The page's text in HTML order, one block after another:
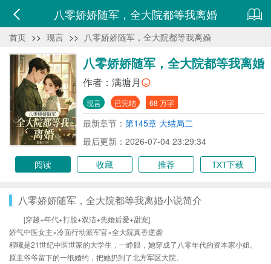
八零娇娇随军，全大院都等我离婚
首页 >> 现言 >> 八零娇娇随军，全大院都等我离婚
八零娇娇随军，全大院都等我离婚
作者： 满塘月
现言 已完结 68 万字
最新章节： 第145章 大结局二
最后更新：2026-07-04 23:29:34
阅读
收藏 推荐 TXT下载
八零娇娇随军，全大院都等我离婚小说简介
[穿越+年代+打脸+双洁+先婚后爱+甜宠]
娇气中医女主×冷面行动派军官×全大院真香逆袭
程曦是21世纪中医世家的大学生，一睁眼，她穿成了八零年代的资本家小姐。
原主爷爷留下的一纸婚约，把她扔到了北方军区大院。